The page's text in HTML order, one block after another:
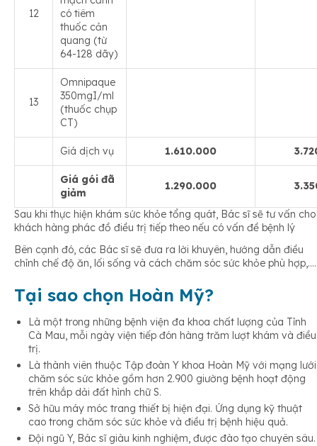
12
có tiêm
thuốc cản
quang (từ
64-128 dãy)
13
Omnipaque
350mgI/ml
(thuốc chụp
CT)
Giá dịch vụ 1.610.000
Giá gói đã
giảm
1.290.000
Sau khi thực hiện khám sức khỏe tổng quát, Bác sĩ sẽ tư vấn cho
khách hàng phác đồ điều trị tiếp theo nếu có vấn đề bệnh lý
Bên cạnh đó, các Bác sĩ sẽ đưa ra lời khuyên, hướng dẫn điều
chỉnh chế độ ăn, lối sống và cách chăm sóc sức khỏe phù hợp,….
Tại sao chọn Hoàn Mỹ?
Là một trong những bệnh viện đa khoa chất lượng của Tỉnh
Cà Mau, mỗi ngày viện tiếp đón hàng trăm lượt khám và điều
trị.
Là thành viên thuộc Tập đoàn Y khoa Hoàn Mỹ với mạng lưới
chăm sóc sức khỏe gồm hơn 2.900 giường bệnh hoạt động
trên khắp dải đất hình chữ S.
Sở hữu máy móc trang thiết bị hiện đại. Ứng dụng kỹ thuật
cao trong chăm sóc sức khỏe và điều trị bệnh hiệu quả.
Đội ngũ Y, Bác sĩ giàu kinh nghiệm, được đào tạo chuyên sâu.